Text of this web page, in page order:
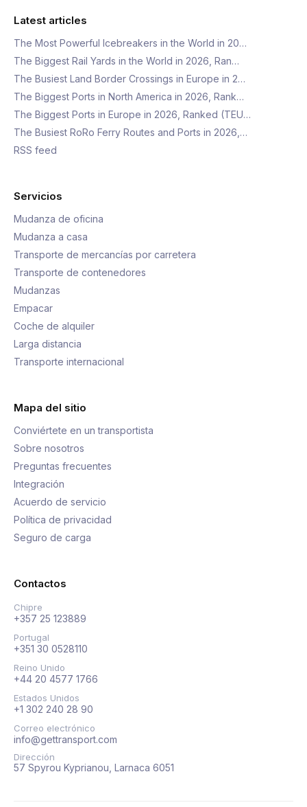
Latest articles
The Most Powerful Icebreakers in the World in 20…
The Biggest Rail Yards in the World in 2026, Ran…
The Busiest Land Border Crossings in Europe in 2…
The Biggest Ports in North America in 2026, Rank…
The Biggest Ports in Europe in 2026, Ranked (TEU…
The Busiest RoRo Ferry Routes and Ports in 2026,…
RSS feed
Servicios
Mudanza de oficina
Mudanza a casa
Transporte de mercancías por carretera
Transporte de contenedores
Mudanzas
Empacar
Coche de alquiler
Larga distancia
Transporte internacional
Mapa del sitio
Conviértete en un transportista
Sobre nosotros
Preguntas frecuentes
Integración
Acuerdo de servicio
Política de privacidad
Seguro de carga
Contactos
Chipre
+357 25 123889
Portugal
+351 30 0528110
Reino Unido
+44 20 4577 1766
Estados Unidos
+1 302 240 28 90
Correo electrónico
info@gettransport.com
Dirección
57 Spyrou Kyprianou, Larnaca 6051